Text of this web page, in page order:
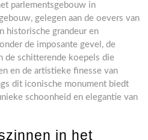
parlementsgebouw in
gelegen aan de oevers van
historische grandeur en
de imposante gevel, de
de schitterende koepels die
en de artistieke finesse van
dit iconische monument biedt
schoonheid en elegantie van
in het